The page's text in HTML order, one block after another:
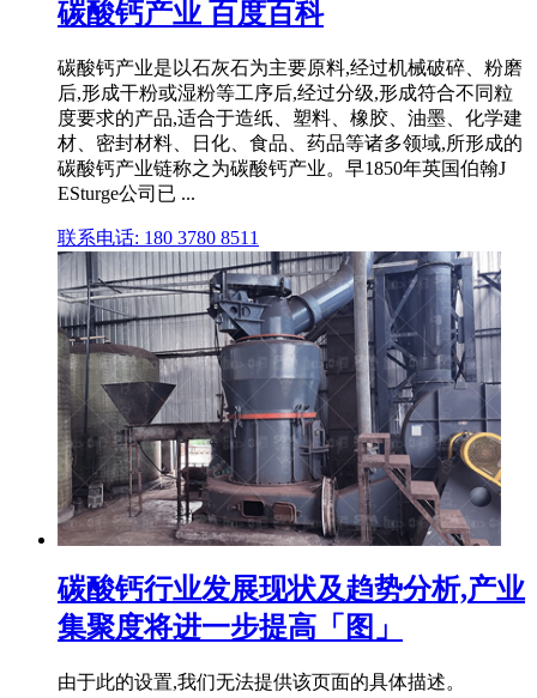
碳酸钙产业 百度百科
碳酸钙产业是以石灰石为主要原料,经过机械破碎、粉磨
后,形成干粉或湿粉等工序后,经过分级,形成符合不同粒
度要求的产品,适合于造纸、塑料、橡胶、油墨、化学建
材、密封材料、日化、食品、药品等诸多领域,所形成的
碳酸钙产业链称之为碳酸钙产业。早1850年英国伯翰J
ESturge公司已 ...
联系电话: 180 3780 8511
碳酸钙行业发展现状及趋势分析,产业
集聚度将进一步提高「图」
由于此的设置,我们无法提供该页面的具体描述。